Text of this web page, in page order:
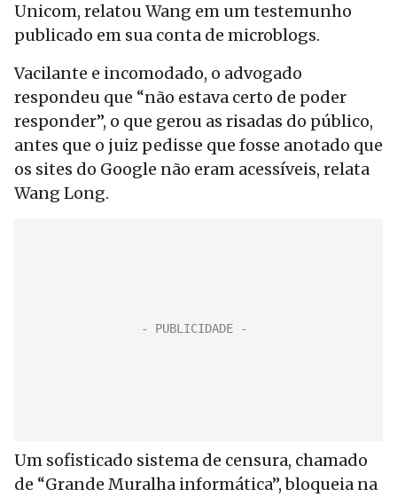
Unicom, relatou Wang em um testemunho
publicado em sua conta de microblogs.
Vacilante e incomodado, o advogado
respondeu que “não estava certo de poder
responder”, o que gerou as risadas do público,
antes que o juiz pedisse que fosse anotado que
os sites do Google não eram acessíveis, relata
Wang Long.
Um sofisticado sistema de censura, chamado
de “Grande Muralha informática”, bloqueia na